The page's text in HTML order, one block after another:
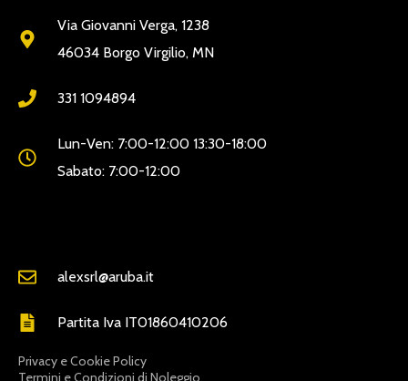
Via Giovanni Verga, 1238
46034 Borgo Virgilio, MN
331 1094894
Lun-Ven: 7:00-12:00 13:30-18:00
Sabato: 7:00-12:00
alexsrl@aruba.it
Partita Iva IT01860410206
Privacy e Cookie Policy